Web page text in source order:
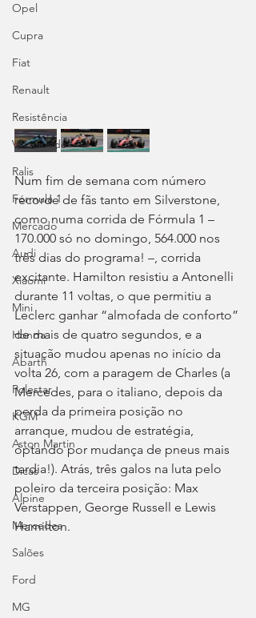
Opel
Cupra
Fiat
Renault
Resistência
Velocidade
Ralis
Fórmula 1
Mercado
Audi
Xiaomi
Mini
Honda
Abarth
Polestar
KGM
Aston Martin
Dicas
Alpine
Mercedes
Salões
Ford
MG
Num fim de semana com número
recorde de fãs tanto em Silverstone,
como numa corrida de Fórmula 1 –
170.000 só no domingo, 564.000 nos
três dias do programa! –, corrida
excitante. Hamilton resistiu a Antonelli
durante 11 voltas, o que permitiu a
Leclerc ganhar “almofada de conforto”
de mais de quatro segundos, e a
situação mudou apenas no início da
volta 26, com a paragem de Charles (a
Mercedes, para o italiano, depois da
perda da primeira posição no
arranque, mudou de estratégia,
optando por mudança de pneus mais
tardia!). Atrás, três galos na luta pelo
poleiro da terceira posição: Max
Verstappen, George Russell e Lewis
Hamilton.